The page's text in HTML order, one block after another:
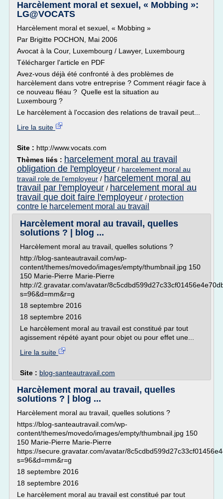
Harcèlement moral et sexuel, « Mobbing »:
LG@VOCATS
Harcèlement moral et sexuel, « Mobbing »
Par Brigitte POCHON, Mai 2006
Avocat à la Cour, Luxembourg / Lawyer, Luxembourg
Télécharger l'article en PDF
Avez-vous déjà été confronté à des problèmes de
harcèlement dans votre entreprise ? Comment réagir face à
ce nouveau fléau ? Quelle est la situation au
Luxembourg ?
Le harcèlement à l'occasion des relations de travail peut...
Lire la suite
Site : http://www.vocats.com
Thèmes liés : harcelement moral au travail
obligation de l'employeur / harcelement moral au
travail role de l'employeur / harcelement moral au
travail par l'employeur / harcelement moral au
travail que doit faire l'employeur / protection
contre le harcelement moral au travail
Harcèlement moral au travail, quelles
solutions ? | blog ...
Harcèlement moral au travail, quelles solutions ?
http://blog-santeautravail.com/wp-
content/themes/movedo/images/empty/thumbnail.jpg 150
150 Marie-Pierre Marie-Pierre
http://2.gravatar.com/avatar/
s=96&d=mm&r=g
18 septembre 2016
18 septembre 2016
Le harcèlement moral au travail est constitué par tout
agissement répété ayant pour objet ou pour effet une...
Lire la suite
Site : blog-santeautravail.com
Harcèlement moral au travail, quelles
solutions ? | blog ...
Harcèlement moral au travail, quelles solutions ?
https://blog-santeautravail.com/wp-
content/themes/movedo/images/empty/thumbnail.jpg 150
150 Marie-Pierre Marie-Pierre
https://secure.gravatar.com/avatar/
s=96&d=mm&r=g
18 septembre 2016
18 septembre 2016
Le harcèlement moral au travail est constitué par tout